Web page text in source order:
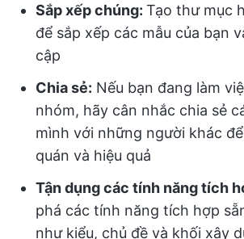
Sắp xếp chúng: Tạo thư mục
để sắp xếp các mẫu của bạn
cập
Chia sẻ: Nếu bạn đang làm
nhóm, hãy cân nhắc chia sẻ
mình với những người khác
quán và hiệu quả
Tận dụng các tính năng tích
phá các tính năng tích hợp
như kiểu, chủ đề và khối xây